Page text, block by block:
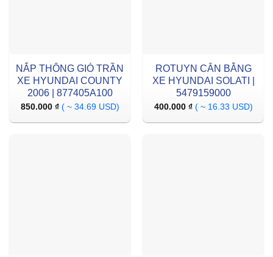
NẮP THÔNG GIÓ TRẦN
XE HYUNDAI COUNTY
2006 | 877405A100
850.000 ₫ ( ~ 34.69 USD)
ROTUYN CÂN BẰNG
XE HYUNDAI SOLATI |
5479159000
400.000 ₫ ( ~ 16.33 USD)